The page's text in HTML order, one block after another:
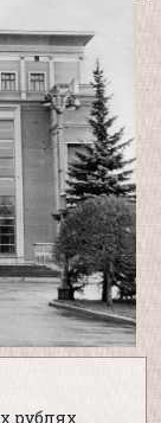
рублях.